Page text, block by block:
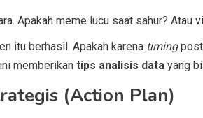
Apakah meme lucu saat sahur? Atau
itu berhasil. Apakah karena timing
memberikan tips analisis data yang
(Action Plan)